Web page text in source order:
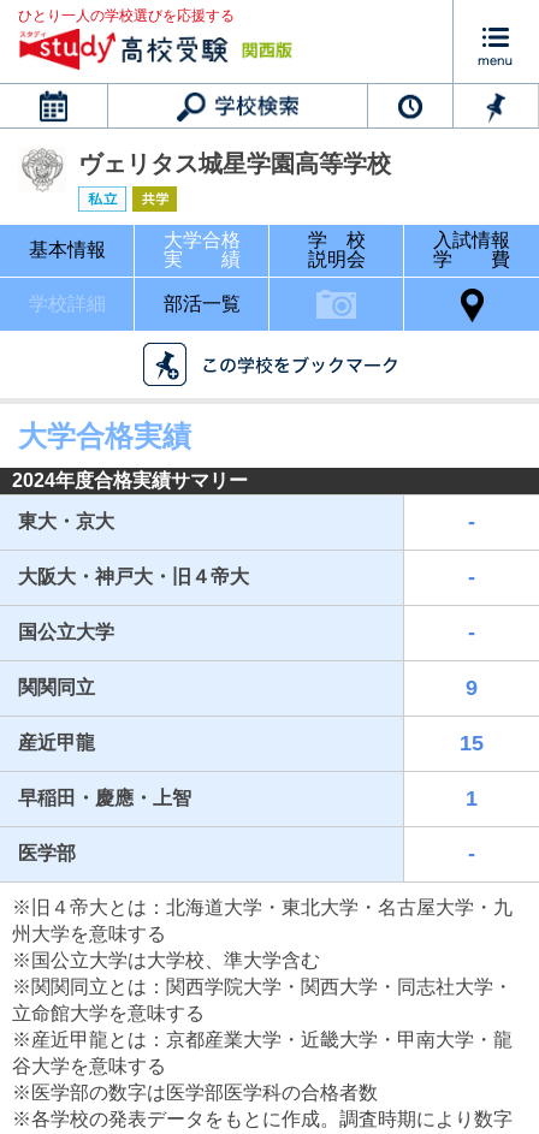
ひとり一人の学校選びを応援する
カレンダー
ヴェリタス城星学園高等学校
ブックマークした学校
ブックマークした学校はありません
ヴェリタス城星学園高等学校
基本情報
大学合格
実 績
学 校
説明会
入試情報
学 費
学校詳細 部活一覧
大学合格実績
2024年度合格実績サマリー
東大・京大
-
大阪大・神戸大・旧４帝大 -
国公立大学 -
関関同立 9
産近甲龍 15
早稲田・慶應・上智 1
医学部 -
※旧４帝大とは：北海道大学・東北大学・名古屋大学・九
州大学を意味する
※国公立大学は大学校、準大学含む
※関関同立とは：関西学院大学・関西大学・同志社大学・
立命館大学を意味する
※産近甲龍とは：京都産業大学・近畿大学・甲南大学・龍
谷大学を意味する
※医学部の数字は医学部医学科の合格者数
※各学校の発表データをもとに作成。調査時期により数字